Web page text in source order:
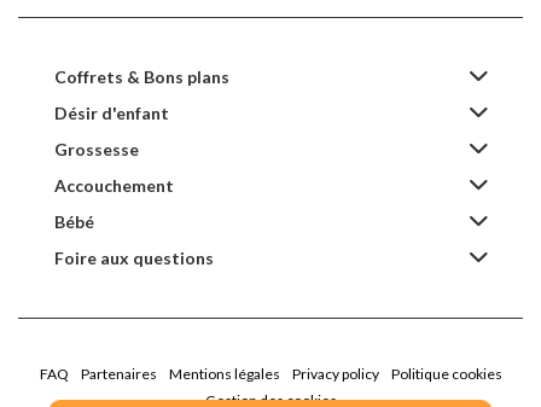
Coffrets & Bons plans
Désir d'enfant
Grossesse
Accouchement
Bébé
Foire aux questions
FAQ Partenaires Mentions légales Privacy policy
Politique cookies
Gestion des cookies